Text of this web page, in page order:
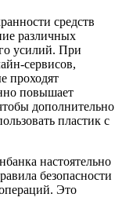
средств
различных
усилий. При
сервисов,
проходят
повышает
дополнительно
пластик с
настоятельно
безопасности
Это